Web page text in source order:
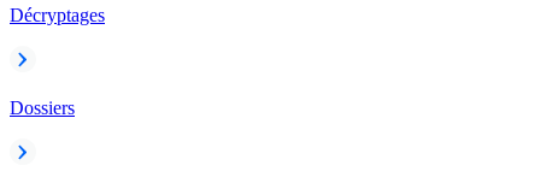
Décryptages
Dossiers